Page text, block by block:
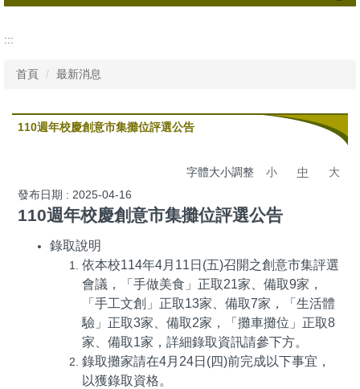
:::
首頁 最新消息
110週年校慶創意市集攤位評選公告
字體大小調整 小 中
大
發布日期 : 2025-04-16
110週年校慶創意市集攤位評選公告
錄取說明
依本校114年4月 11 日 (五)召開之創意市集評選
會議，「手做美食」正取21家、備取9家，
「手工文創」正取13家、備取7家，「生活體
驗」正取3家、備取2家，「攤車攤位」正取8
家、備取1家，詳細錄取資訊請參下方。
錄取攤家請在4月 24日 (四)前完成以下事宜，
以獲錄取資格。